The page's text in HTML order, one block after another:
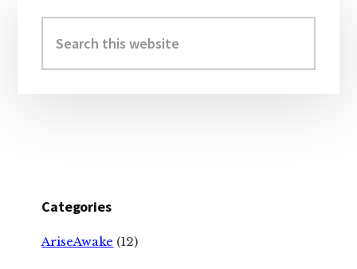
Sidebar
this
website
Categories
AriseAwake (12)